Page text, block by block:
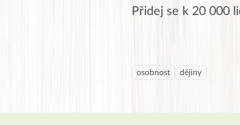
Přidej se k 20 000
osobnost dějiny